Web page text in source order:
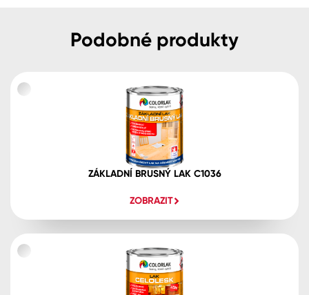
Podobné produkty
ZÁKLADNÍ BRUSNÝ LAK C1036
ZOBRAZIT